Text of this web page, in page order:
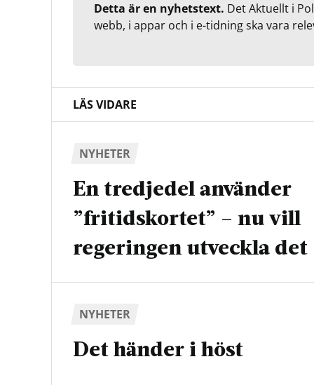
Detta är en nyhetstext. Det Aktuellt i
webb, i appar och i e-tidning ska vara
LÄS VIDARE
NYHETER
En tredjedel använder
”fritidskortet” – nu vill
regeringen utveckla det
NYHETER
Det händer i höst